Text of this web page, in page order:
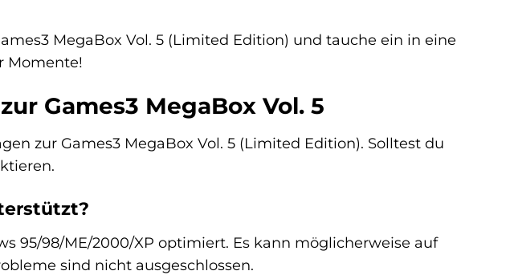
MegaBox Vol. 5 (Limited Edition) und tauche ein in eine
Momente!
Games3 MegaBox Vol. 5
zur Games3 MegaBox Vol. 5 (Limited Edition). Solltest du
95/98/ME/2000/XP optimiert. Es kann möglicherweise auf
sind nicht ausgeschlossen.